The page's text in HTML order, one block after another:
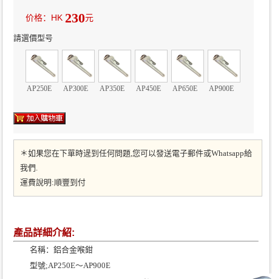
价格：HK 230元
請選價型号
AP250E AP300E AP350E AP450E AP650E AP900E
＊如果您在下單時遈到任何問題,您可以發送電子郵件或Whatsapp給
我們.
運費說明:順豐到付
產品詳細介紹:
名稱：鋁合金喉鉗
型號;AP250E～AP900E